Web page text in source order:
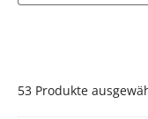
53 Produkte